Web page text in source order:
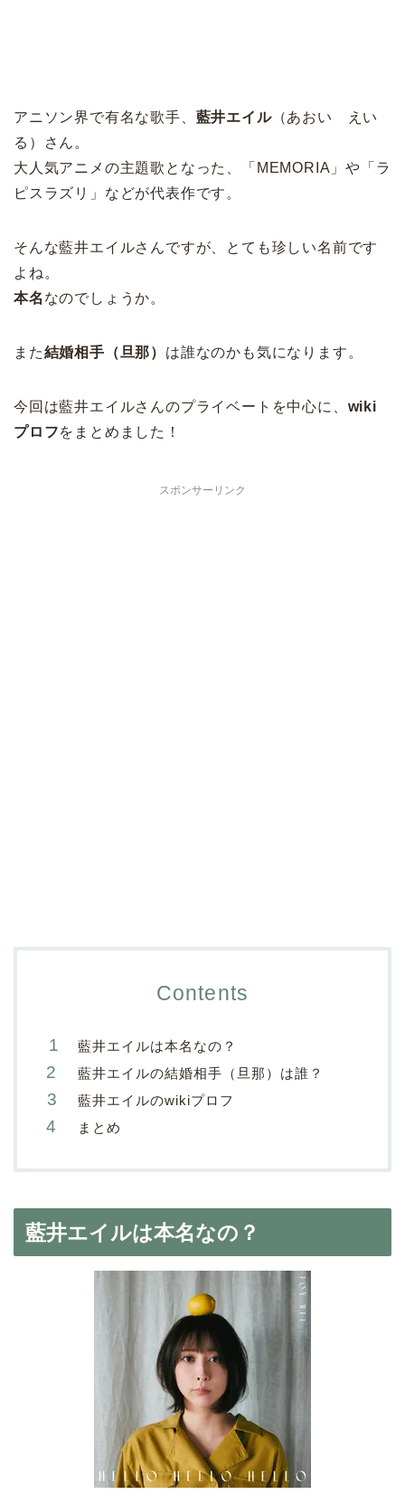
アニソン界で有名な歌手、 藍井エイル（あおい えい
る）さん。
大人気アニメの主題歌となった、「MEMORIA」や「ラ
ピスラズリ」などが代表作です。
そんな藍井エイルさんですが、とても珍しい名前です
よね。
本名 なのでしょうか。
また結婚相手（旦那） は誰なのかも気になります。
今回は藍井エイルさんのプライベートを中心に、 wiki
プロフをまとめました！
スポンサーリンク
Contents
藍井エイルは本名なの？
藍井エイルの結婚相手（旦那）は誰？
藍井エイルのwikiプロフ
まとめ
藍井エイルは本名なの？